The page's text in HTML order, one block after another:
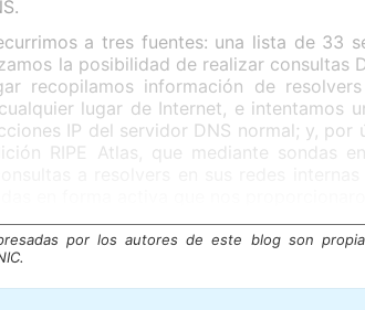
a tres fuentes: una lista de 33
la posibilidad de realizar consultas
recopilamos información de
lugar de Internet, e intentamos
IP del servidor DNS normal; y,
RIPE Atlas, que mediante sondas
por los autores de este blog son